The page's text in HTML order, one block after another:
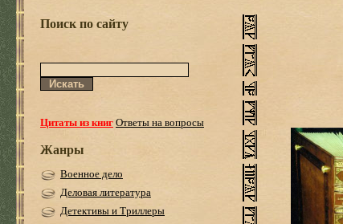
Поиск по сайту
Цитаты из книгОтветы на вопросы
Жанры
Военное дело
Деловая литература
Детективы и Триллеры